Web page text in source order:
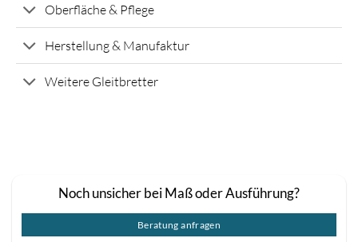
Oberfläche & Pflege
Herstellung & Manufaktur
Weitere Gleitbretter
Noch unsicher bei Maß oder Ausführung?
Beratung anfragen